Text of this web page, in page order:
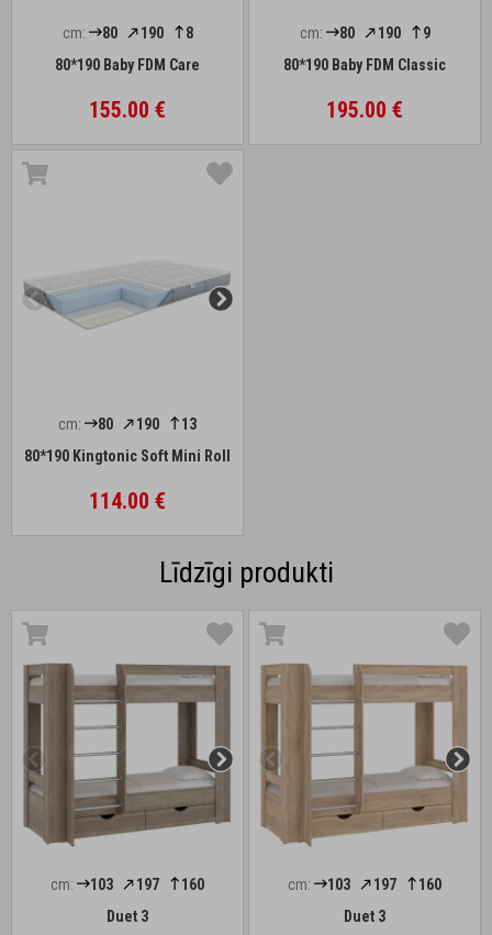
cm: 80 190
8
80*190 Baby FDM Care
155.00 €
cm: 80 190
9
80*190 Baby FDM Classic
195.00 €
cm: 80 190
13
80*190 Kingtonic Soft Mini Roll
114.00 €
Līdzīgi produkti
cm: 103 197
160
Duet 3
cm: 103 197
160
Duet 3